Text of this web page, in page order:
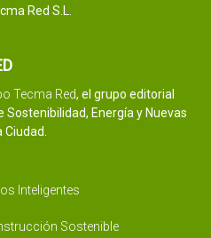
Red S.L.
Tecma Red, el grupo editorial
Energía y Nuevas
Inteligentes
Sostenible